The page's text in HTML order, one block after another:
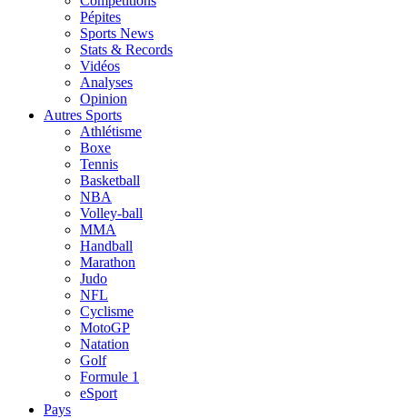
Pépites
Sports News
Stats & Records
Vidéos
Analyses
Opinion
Autres Sports
Athlétisme
Boxe
Tennis
Basketball
NBA
Volley-ball
MMA
Handball
Marathon
Judo
NFL
Cyclisme
MotoGP
Natation
Golf
Formule 1
eSport
Pays